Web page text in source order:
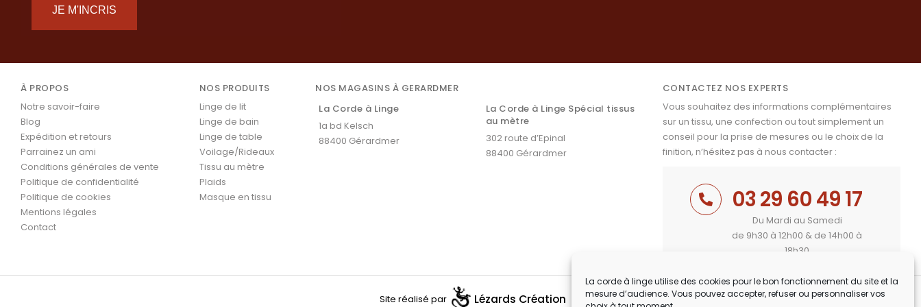
La corde à linge utilise des cookies pour le bon fonctionnement du site et la
mesure d’audience. Vous pouvez accepter, refuser ou personnaliser vos
JE M'INCRIS
À PROPOS
Notre savoir-faire
Blog
Expédition et retours
Parrainez un ami
Conditions générales de vente
Politique de confidentialité
Politique de cookies
Mentions légales
Contact
NOS PRODUITS
Linge de lit
Linge de bain
Linge de table
Voilage/Rideaux
Tissu au mètre
Plaids
Masque en tissu
NOS MAGASINS À GERARDMER
La Corde à Linge
1a bd Kelsch
88400 Gérardmer
La Corde à Linge Spécial tissus
au mètre
302 route d’Epinal
88400 Gérardmer
CONTACTEZ NOS EXPERTS
Vous souhaitez des informations complémentaires
sur un tissu, une confection ou tout simplement un
conseil pour la prise de mesures ou le choix de la
finition, n’hésitez pas à nous contacter :
03 29 60 49 17
Du Mardi au Samedi
de 9h30 à 12h00 & de 14h00 à
18h30
Site réalisé par Lézards Création